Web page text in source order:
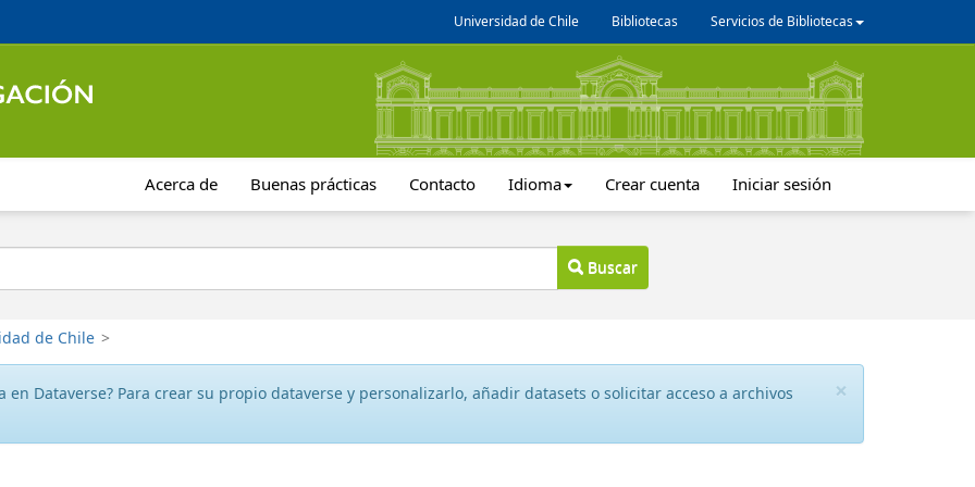
Universidad de Chile Bibliotecas Servicios de Bibliotecas
Acerca de Buenas prácticas Contacto Idioma Crear cuenta Iniciar sesión
Buscar
de Chile >
×
en Dataverse? Para crear su propio dataverse y personalizarlo, añadir datasets o solicitar acceso a archivos